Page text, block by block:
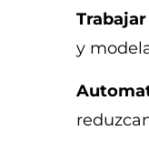
y